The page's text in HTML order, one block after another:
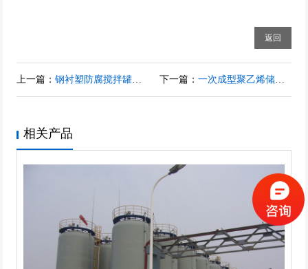
返回
上一篇：钢衬塑防腐搅拌罐、钢衬塑反应罐、钢衬四氟（PTFE）储罐 下一篇： 一次成型聚乙烯储罐，塑料储罐，酸碱专用化工储罐，无焊接强度高
相关产品